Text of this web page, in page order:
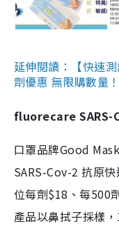
延伸閱讀：【快速
劑優惠 無限購數量
fluorecare SARS-
口罩品牌Good
SARS-Cov-2 抗原
位每劑$18、每500
產品以鼻拭子採樣